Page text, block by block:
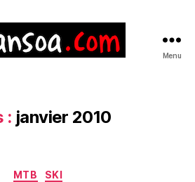
Menu
: janvier 2010
Catégories
MTB SKI